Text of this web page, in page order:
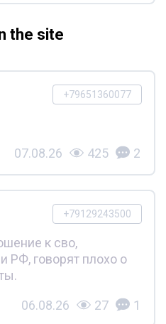
the site
+79651360077
07.08.26 425 2
+79129243500
к сво,
РФ, говорят плохо о
06.08.26 27 1